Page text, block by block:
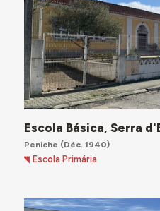
Escola Básica, Serra
Peniche (Déc. 1940)
Escola Primária